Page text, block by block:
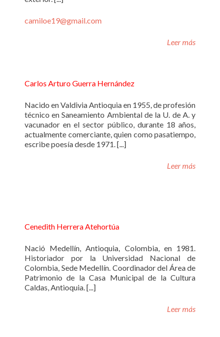
camiloe19@gmail.com
Leer más
Carlos Arturo Guerra Hernández
Nacido en Valdivia Antioquia en 1955, de profesión
técnico en Saneamiento Ambiental de la U. de A. y
vacunador en el sector público, durante 18 años,
actualmente comerciante, quien como pasatiempo,
escribe poesía desde 1971. [...]
Leer más
Cenedith Herrera Atehortúa
Nació Medellín, Antioquia, Colombia, en 1981.
Historiador por la Universidad Nacional de
Colombia, Sede Medellín. Coordinador del Área de
Patrimonio de la Casa Municipal de la Cultura
Caldas, Antioquia. [...]
Leer más